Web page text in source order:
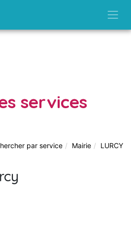
services
par service Mairie LURCY